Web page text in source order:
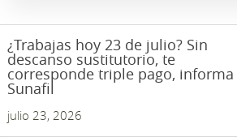
¿Trabajas hoy 23 de julio? Sin
descanso sustitutorio, te
corresponde triple pago, informa
Sunafil
julio 23, 2026